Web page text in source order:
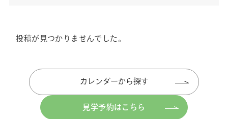
投稿が見つかりませんでした。
カレンダーから探す
見学予約はこちら